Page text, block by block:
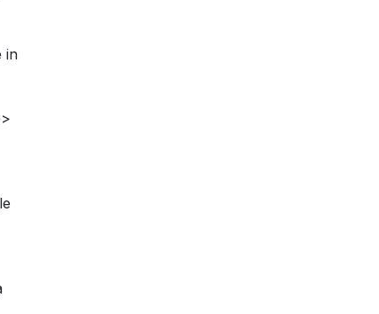
in